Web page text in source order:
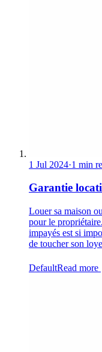
1 Jul 2024·1 min
Garantie
Louer sa maison
pour le
impayés est si
de toucher son
DefaultRead more